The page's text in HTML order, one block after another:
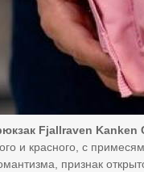
Fjallraven Kanken
и красного, с
признак